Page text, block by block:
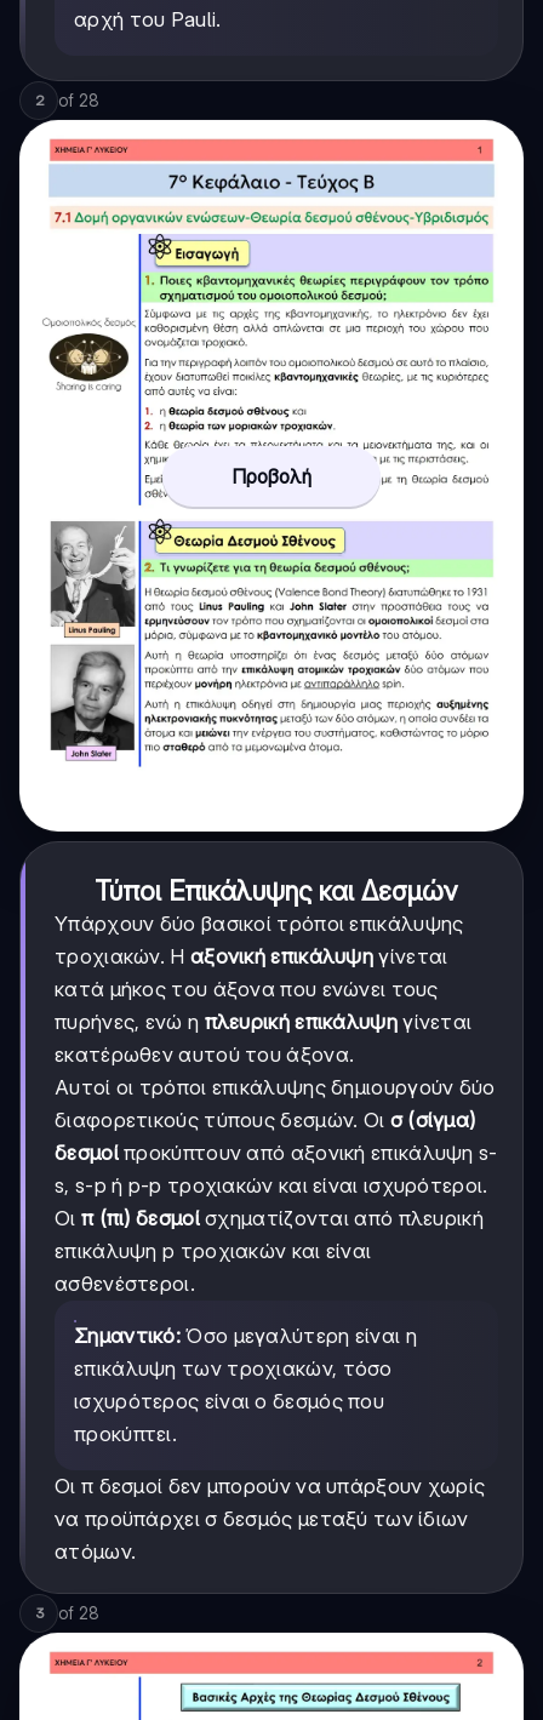
αρχή του Pauli.
2 of 28
Προβολή
Τύποι Επικάλυψης και Δεσμών
Υπάρχουν δύο βασικοί τρόποι επικάλυψης
τροχιακών. Η αξονική επικάλυψη γίνεται
κατά μήκος του άξονα που ενώνει τους
πυρήνες, ενώ η πλευρική επικάλυψηγίνεται
εκατέρωθεν αυτού του άξονα.
Αυτοί οι τρόποι επικάλυψης δημιουργούν δύο
διαφορετικούς τύπους δεσμών. Οι σ (σίγμα)
δεσμοίπροκύπτουν από αξονική επικάλυψη s-
s, s-p ή p-p τροχιακών και είναι ισχυρότεροι.
Οι π (πι) δεσμοίσχηματίζονται από πλευρική
επικάλυψη p τροχιακών και είναι
ασθενέστεροι.
Σημαντικό: Όσο μεγαλύτερη είναι η
επικάλυψη των τροχιακών, τόσο
ισχυρότερος είναι ο δεσμός που
προκύπτει.
Οι π δεσμοί δεν μπορούν να υπάρξουν χωρίς
να προϋπάρχει σ δεσμός μεταξύ των ίδιων
ατόμων.
3 of 28